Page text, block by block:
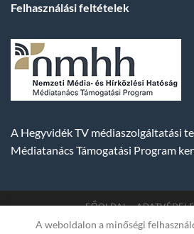
Felhasználási feltételek
A Hegyvidék TV médiaszolgáltatási
Médiatanács Támogatási Program
FŐOLDAL
Copyright 2007-2026 © BUDA
A weboldalon a minőségi